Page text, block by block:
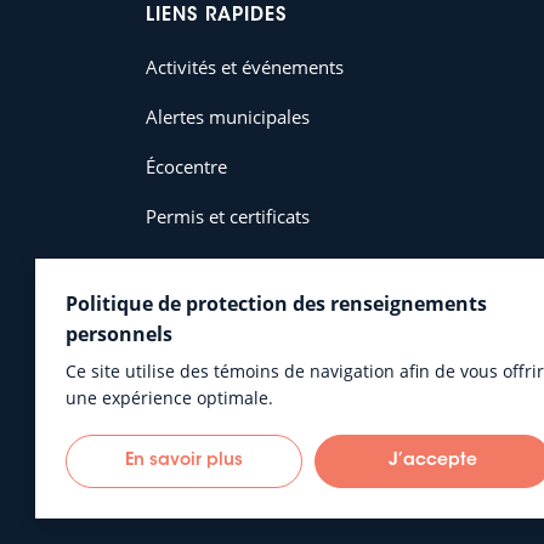
Politique de protection des renseignements
personnels
Ce site utilise des témoins de navigation afin de vous offrir
une expérience optimale.
En savoir plus J’accepte
LIENS RAPIDES
Activités et événements
Alertes municipales
Écocentre
Permis et certificats
Municipalité de L’Islet © 2026 Tous droits réservés